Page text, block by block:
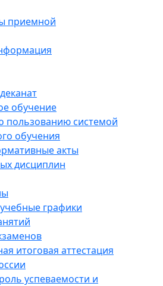
приемной
обучение
пользованию системой
обучения
акты
дисциплин
графики
итоговая аттестация
успеваемости и